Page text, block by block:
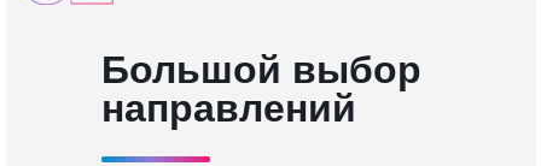
Большой выбор
направлений